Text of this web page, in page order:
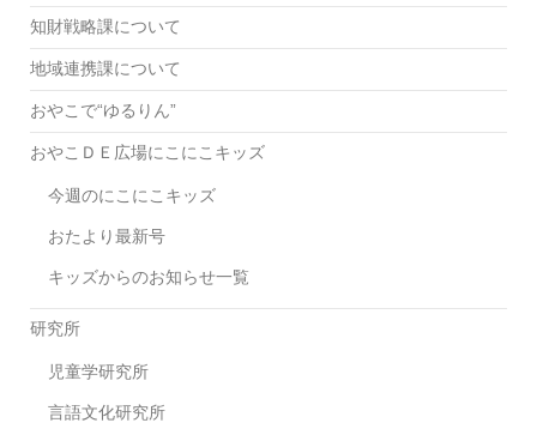
知財戦略課について
地域連携課について
おやこで“ゆるりん”
おやこＤＥ広場にこにこキッズ
今週のにこにこキッズ
おたより最新号
キッズからのお知らせ一覧
研究所
児童学研究所
言語文化研究所